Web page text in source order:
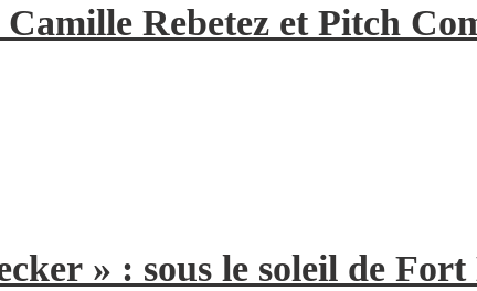
Rebetez et Pitch
» : sous le soleil de